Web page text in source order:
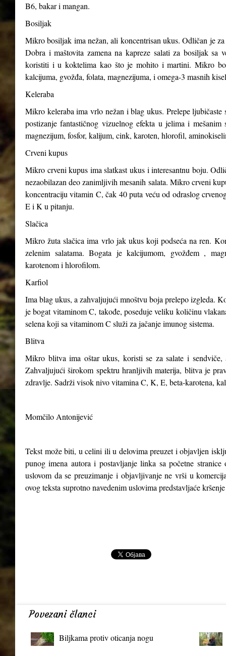
B6, bakar i mangan.
Bosiljak
Mikro bosiljak ima nežan, ali koncentrisan ukus. Odličan je
Dobra i maštovita zamena na kapreze salati za bosiljak
koristiti i u koktelima kao što je mohito i martini. Mikro
kalcijuma, gvožđa, folata, magnezijuma, i omega-3 masnih
Keleraba
Mikro keleraba ima vrlo nežan i blag ukus. Prelepe
postizanje fantastičnog vizuelnog efekta u jelima i
magnezijum, fosfor, kalijum, cink, karoten, hlorofil,
Crveni kupus
Mikro crveni kupus ima slatkast ukus i interesantnu boju.
nezaobilazan deo zanimljivih mesanih salata. Mikro crveni
koncentraciju vitamin C, čak 40 puta veću od odraslog
E i K u pitanju.
Slačica
Mikro žuta slačica ima vrlo jak ukus koji podseća na ren.
zelenim salatama. Bogata je kalcijumom, gvožđem ,
karotenom i hlorofilom.
Karfiol
Ima blag ukus, a zahvaljujući mnoštvu boja prelepo izgleda.
je bogat vitaminom C, takođe, poseduje veliku količinu
selena koji sa vitaminom C služi za jačanje imunog sistema.
Blitva
Mikro blitva ima oštar ukus, koristi se za salate i
Zahvaljujući širokom spektru hranljivih materija, blitva je
zdravlje. Sadrži visok nivo vitamina C, K, E, beta-karotena,
Momčilo Antonijević
Tekst može biti, u celini ili u delovima preuzet i objavljen
punog imena autora i postavljanje linka sa početne
uslovom da se preuzimanje i objavljivanje ne vrši u
ovog teksta suprotno navedenim uslovima predstavljaće
Povezani članci
Biljkama protiv oticanja nogu